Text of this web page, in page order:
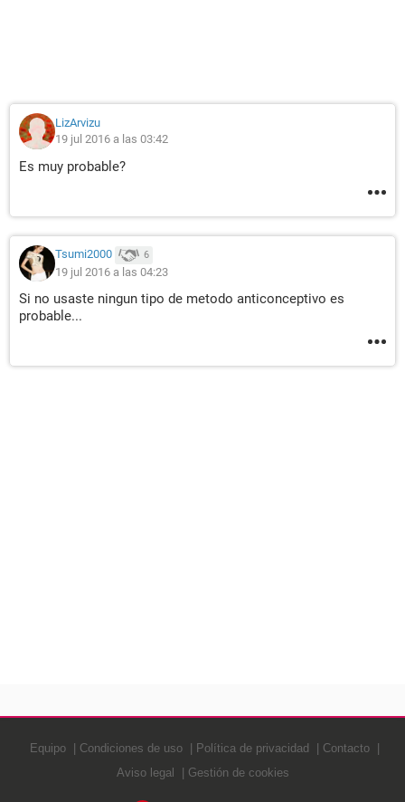
LizArvizu
19 jul 2016 a las 03:42
Es muy probable?
Tsumi2000 6
19 jul 2016 a las 04:23
Si no usaste ningun tipo de metodo anticonceptivo es
probable...
Equipo Condiciones de uso Política de privacidad
Contacto
Aviso legal
Gestión de cookies